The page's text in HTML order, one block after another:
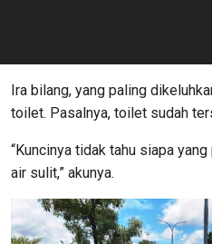
Ira bilang, yang paling
toilet. Pasalnya, toilet sudah
“Kuncinya tidak tahu siapa
air sulit,” akunya.